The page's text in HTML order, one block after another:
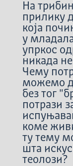
На
прилику
која
у
упркос
никада
Чему
можемо
без тог
потрази
коме
ту тему
шта
теолози?